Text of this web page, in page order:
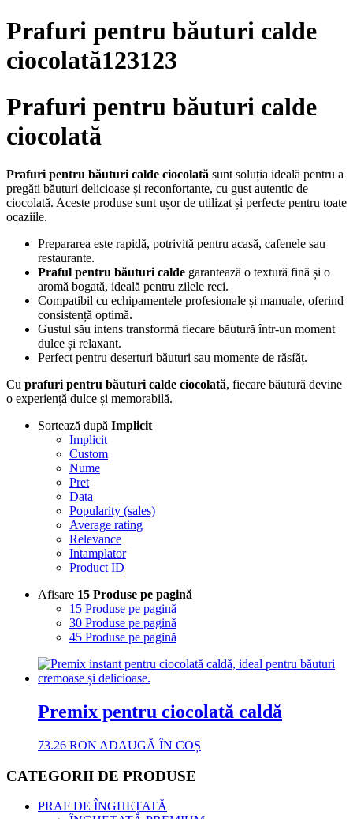
Prafuri pentru băuturi calde
ciocolată123123
Prafuri pentru băuturi calde
ciocolată
Prafuri pentru băuturi calde ciocolată sunt soluția ideală pentru a
pregăti băuturi delicioase și reconfortante, cu gust autentic de
ciocolată. Aceste produse sunt ușor de utilizat și perfecte pentru toate
ocaziile.
Prepararea este rapidă, potrivită pentru acasă, cafenele sau
restaurante.
Praful pentru băuturi calde garantează o textură fină și o
aromă bogată, ideală pentru zilele reci.
Compatibil cu echipamentele profesionale și manuale, oferind
consistență optimă.
Gustul său intens transformă fiecare băutură într-un moment
dulce și relaxant.
Perfect pentru deserturi băuturi sau momente de răsfăț.
Cu prafuri pentru băuturi calde ciocolată, fiecare băutură devine
o experiență dulce și memorabilă.
Sortează după Implicit
Implicit
Custom
Nume
Pret
Data
Popularity (sales)
Average rating
Relevance
Intamplator
Product ID
Afisare 15 Produse pe pagină
15 Produse pe pagină
30 Produse pe pagină
45 Produse pe pagină
Premix pentru ciocolată caldă
73.26 RON ADAUGĂ ÎN COȘ
CATEGORII DE PRODUSE
PRAF DE ÎNGHEȚATĂ